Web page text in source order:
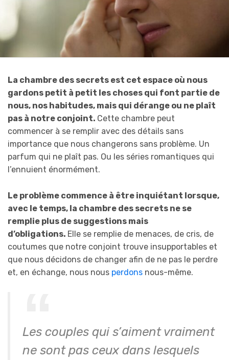
La chambre des secrets est cet espace où nous
gardons petit à petit les choses qui font partie de
nous, nos habitudes, mais qui dérange ou ne plaît
pas à notre conjoint. Cette chambre peut
commencer à se remplir avec des détails sans
importance que nous changerons sans problème. Un
parfum qui ne plaît pas. Ou les séries romantiques qui
l’ennuient énormément.
Le problème commence à être inquiétant lorsque,
avec le temps, la chambre des secrets ne se
remplie plus de suggestions mais
d’obligations. Elle se remplie de menaces, de cris, de
coutumes que notre conjoint trouve insupportables et
que nous décidons de changer afin de ne pas le perdre
et, en échange, nous nous perdons nous-même.
Les couples qui s’aiment vraiment
ne sont pas ceux dans lesquels